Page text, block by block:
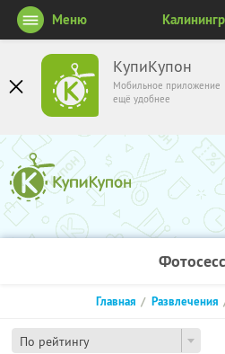
КупиКупон
Мобильное приложение
ещё удобнее
Меню
По рейтингу
Главная Развлечения